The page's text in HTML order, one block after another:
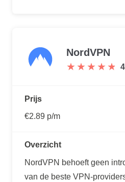
NordVPN
★ ★ ★ ★ ★
★ ★ ★ ★ ★
Prijs
€2.89 p/m
Overzicht
NordVPN behoeft geen
van de beste VPN-